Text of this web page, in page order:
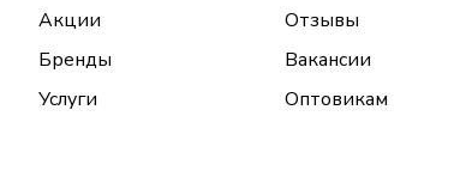
Акции
Бренды
Услуги
Отзывы
Вакансии
Оптовикам